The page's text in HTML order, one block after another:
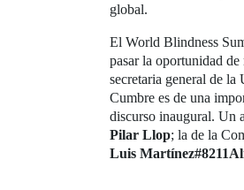
global.
El World Blindness
pasar la oportunidad
secretaria general de la
Cumbre es de una
discurso inaugural. Un
Pilar Llop; la de la
Luis